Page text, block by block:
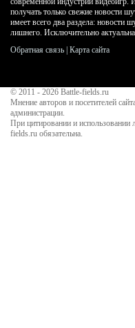
получать только свежие новости
имеет всего два раздела: новости
лишнего. Исключительно
Обратная связь Карта сайта
© 2011 - 2026 Battle-fields.ru
Мнение авторов и посетителей
администрации.
При цитировании и использовании
fields.ru обязательна.